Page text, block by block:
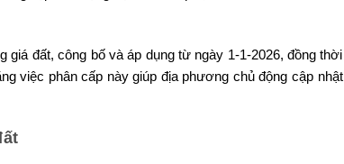
đất, công bố và áp dụng từ ngày 1-1-2026, đồng thời
việc phân cấp này giúp địa phương chủ động cập nhật